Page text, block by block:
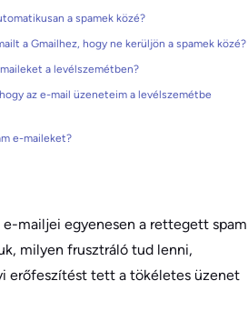
a spamek közé?
a Gmailhez, hogy ne kerüljön a spamek közé?
a levélszemétben?
az e-mail üzeneteim a levélszemétbe
e-maileket?
e-mailjei egyenesen a rettegett spam
milyen frusztráló tud lenni,
erőfeszítést tett a tökéletes üzenet